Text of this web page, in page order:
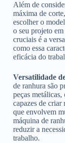
Além de
máxima de
escolher o
o seu projeto
cruciais é a
como essa
eficácia do
Versatilidade
de ranhura são
peças
capazes de criar
que envolvem
máquina de
reduzir a
trabalho.